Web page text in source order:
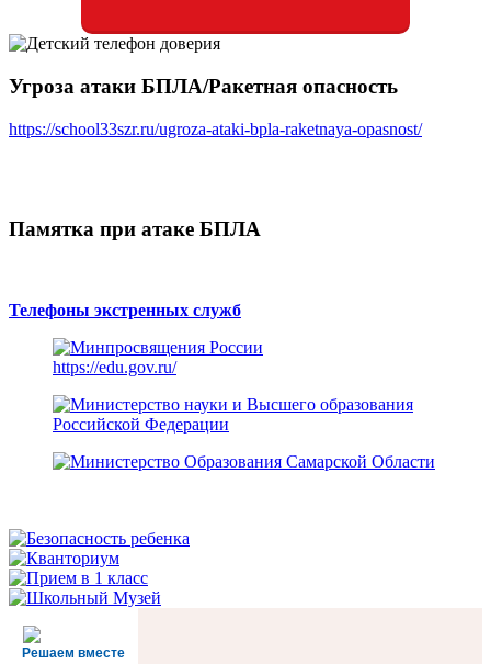
Угроза атаки БПЛА/Ракетная опасность
https://school33szr.ru/ugroza-ataki-bpla-raketnaya-opasnost/
Памятка при атаке БПЛА
Телефоны экстренных служб
https://edu.gov.ru/
Решаем вместе